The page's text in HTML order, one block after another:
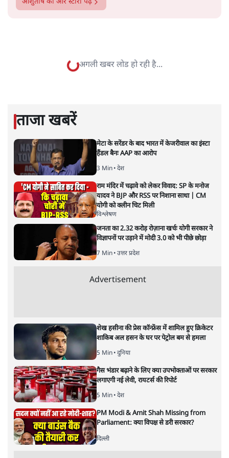
आशुतोष पिछले दिनों पत्रकारिता में लौट आए हैं। समाचार पत्रों में
लिखी उनकी टिप्पणियाँ 'मुखौटे का राजधर्म' नामक संग्रह से प्रकाशित
हो चुका है। उनकी अन्य प्रकाशित पुस्तकों में अन्ना आंदोलन पर भी
लिखी एक किताब भी है।
आशुतोषकी और स्टोरी पढ़ें
यूएस-चीन व्यापार युद्ध; दुनिया में चीन
शीतल पी. सिंह
अमेरिका में 2020 में राष्ट्रपति के चुनाव होने हैं। राष्ट्रपति ट्रंप को इस
बार फिर प्रयास करना है कि वह दोबारा चुने जाएँ। इसके लिए वह दो
चीजें करना चाहते हैं। एक, दुनियाभर में जो अमेरिकी सैनिक कई
जगह तैनात हैं, जैसे अफ़ग़ानिस्तान, उनको वह चुनाव से पहले वापस